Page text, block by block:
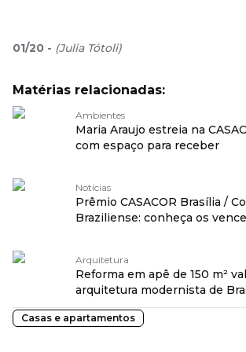
01/20 - (Julia Tótoli)
Matérias relacionadas:
Ambientes
Maria Araujo estreia na
com espaço para receber
Notícias
Prêmio CASACOR Brasília /
Braziliense: conheça os
Arquitetura
Reforma em apê de 150 m²
arquitetura modernista de
Casas e apartamentos